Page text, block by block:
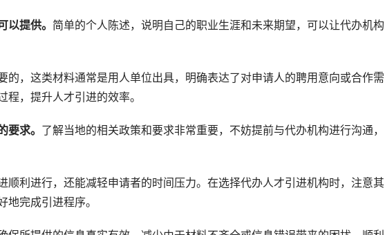
以提供。 简单的个人陈述，说明自己的职业生涯和未来期望，可以让代办机构
的，这类材料通常是用人单位出具，明确表达了对申请人的聘用意向或合作需
，提升人才引进的效率。
要求。 了解当地的相关政策和要求非常重要，不妨提前与代办机构进行沟通，
顺利进行，还能减轻申请者的时间压力。在选择代办人才引进机构时，注意其
地完成引进程序。